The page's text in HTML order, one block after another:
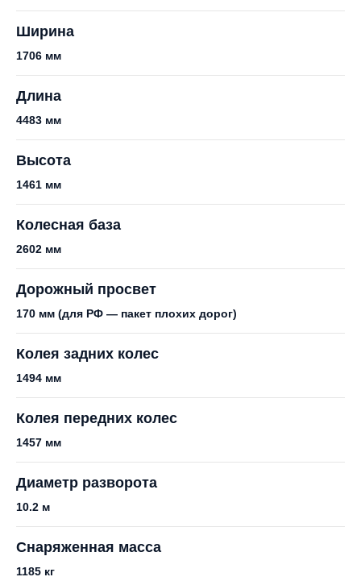
Ширина
1706 мм
Длина
4483 мм
Высота
1461 мм
Колесная база
2602 мм
Дорожный просвет
170 мм (для РФ — пакет плохих дорог)
Колея задних колес
1494 мм
Колея передних колес
1457 мм
Диаметр разворота
10.2 м
Снаряженная масса
1185 кг